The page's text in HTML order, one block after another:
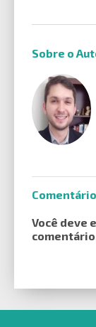
Sobre o
Você deve